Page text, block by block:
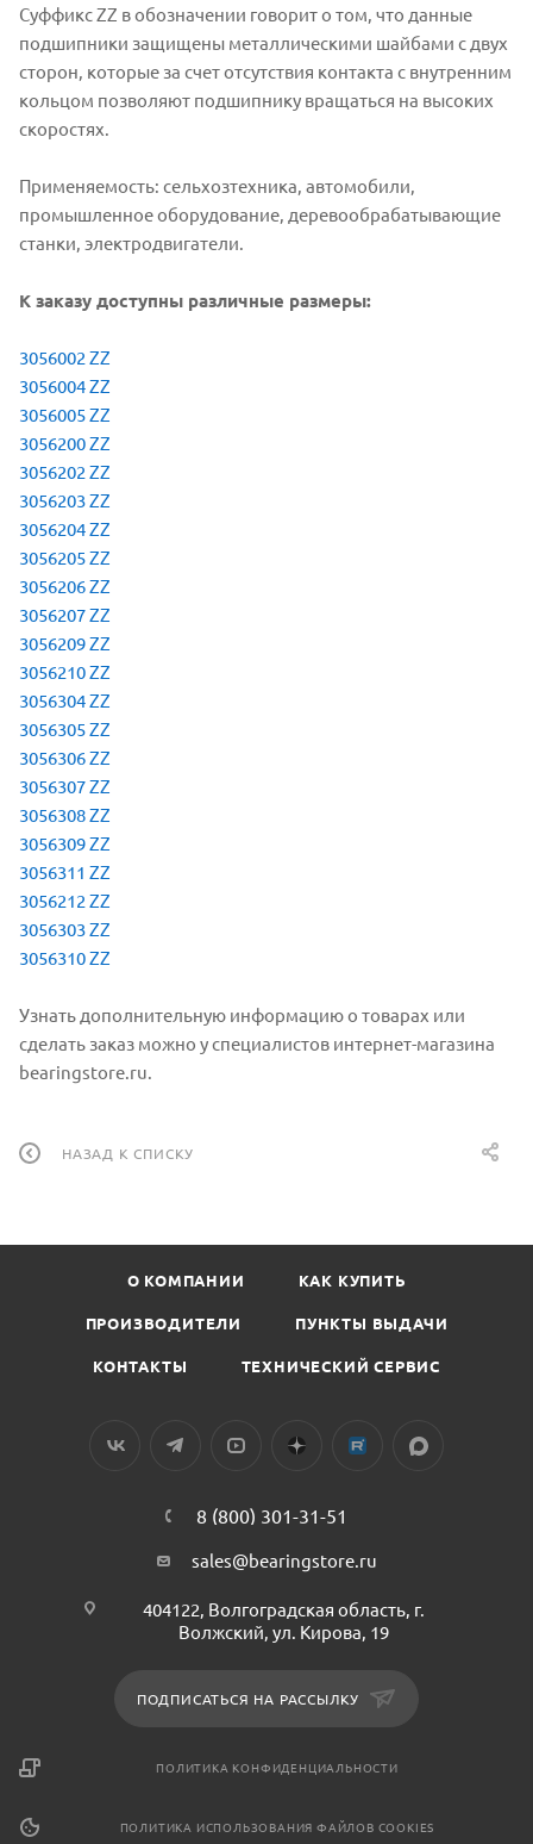
Суффикс ZZ в обозначении говорит о том, что данные
подшипники защищены металлическими шайбами с двух
сторон, которые за счет отсутствия контакта с внутренним
кольцом позволяют подшипнику вращаться на высоких
скоростях.
Применяемость: сельхозтехника, автомобили,
промышленное оборудование, деревообрабатывающие
станки, электродвигатели.
К заказу доступны различные размеры:
3056002 ZZ
3056004 ZZ
3056005 ZZ
3056200 ZZ
3056202 ZZ
3056203 ZZ
3056204 ZZ
3056205 ZZ
3056206 ZZ
3056207 ZZ
3056209 ZZ
3056210 ZZ
3056304 ZZ
3056305 ZZ
3056306 ZZ
3056307 ZZ
3056308 ZZ
3056309 ZZ
3056311 ZZ
3056212 ZZ
3056303 ZZ
3056310 ZZ
Узнать дополнительную информацию о товарах или
сделать заказ можно у специалистов интернет-магазина
bearingstore.ru.
НАЗАД К СПИСКУ
О КОМПАНИИ КАК КУПИТЬ
ПРОИЗВОДИТЕЛИ ПУНКТЫ ВЫДАЧИ
КОНТАКТЫ ТЕХНИЧЕСКИЙ СЕРВИС
8 (800) 301-31-51
sales@bearingstore.ru
404122, Волгоградская область, г.
Волжский, ул. Кирова, 19
ПОДПИСАТЬСЯ НА РАССЫЛКУ
ПОЛИТИКА КОНФИДЕНЦИАЛЬНОСТИ
ПОЛИТИКА ИСПОЛЬЗОВАНИЯ ФАЙЛОВ COOKIES